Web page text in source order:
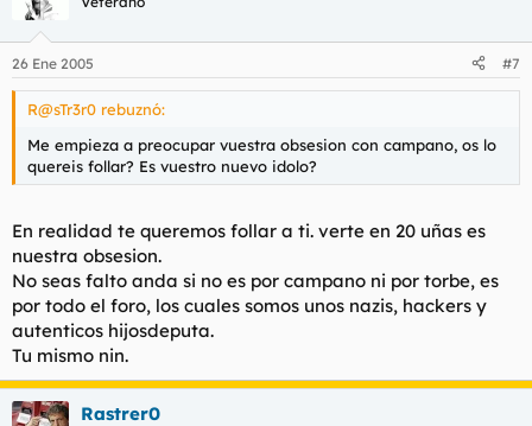
26 Ene 2005 #7
R@sTr3r0 rebuznó:
Me empieza a preocupar vuestra obsesion con campano, os lo
quereis follar? Es vuestro nuevo idolo?
En realidad te queremos follar a ti. verte en 20 uñas es
nuestra obsesion.
No seas falto anda si no es por campano ni por torbe, es
por todo el foro, los cuales somos unos nazis, hackers y
autenticos hijosdeputa.
Tu mismo nin.
Rastrer0